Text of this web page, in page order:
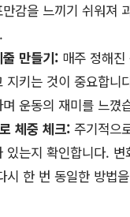
감을 느끼기 쉬워져
만들기: 매주 정해
지키는 것이 중요합니
운동의 재미를 느꼈
체중 체크: 주기적으
있는지 확인합니다.
시 한 번 동일한 방법